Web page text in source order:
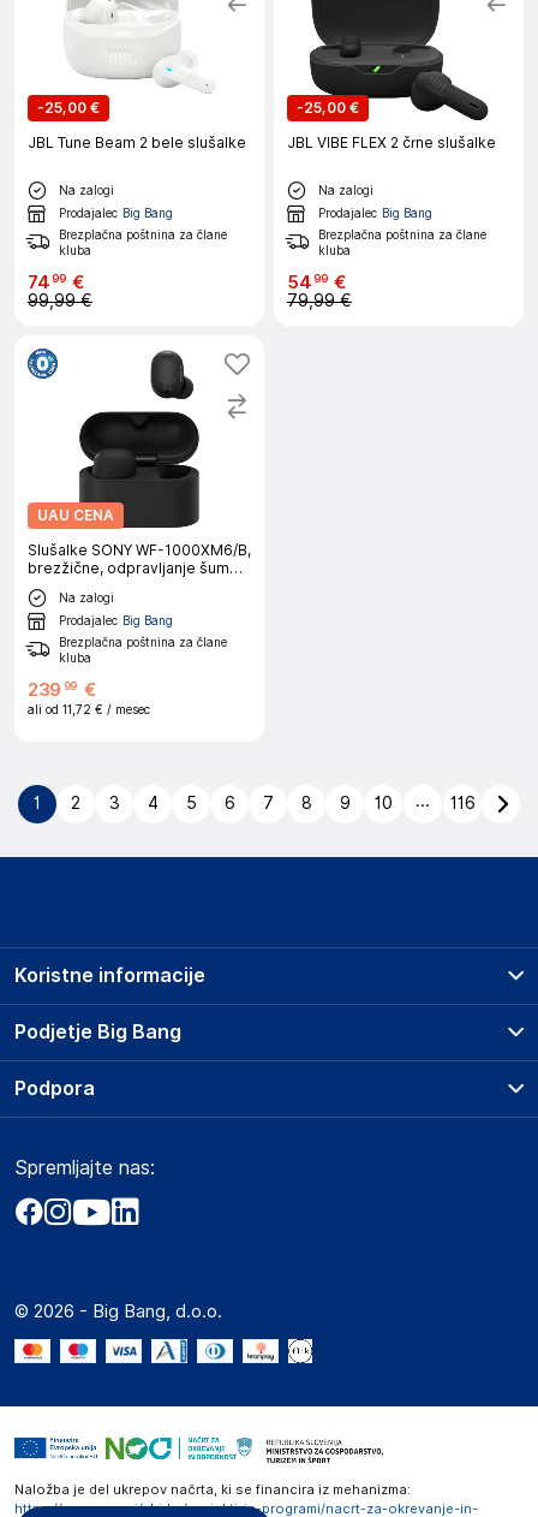
-25,00 €
JBL Tune Beam 2 bele slušalke
Na zalogi
Prodajalec Big Bang
Brezplačna poštnina za člane
kluba
7499 €
99,99 €
-25,00 €
JBL VIBE FLEX 2 črne slušalke
Na zalogi
Prodajalec Big Bang
Brezplačna poštnina za člane
kluba
5499 €
79,99 €
UAU CENA
Slušalke SONY WF-1000XM6/B,
brezžične, odpravljanje šumov,
črne
Na zalogi
Prodajalec Big Bang
Brezplačna poštnina za člane
kluba
239 99 €
ali od 11,72 € / mesec
1 2 3 4 5 6 7 8 9 10 ... 116
Podjetje Big Bang
O podjetju
Obvestila za javnost
Akt o digitalnih storitvah
Marketplace za partnerje
Novosti
Koristne informacije
Prodajna mesta
Storitve
Dostava, vnos in odvoz
Zavarovanje izdelkov
Podpora
Marketplace
Kako oddati naročilo?
Spremljajte nas:
© 2026 - Big Bang, d.o.o.
Naložba je del ukrepov načrta, ki se financira iz mehanizma:
https://www.gov.si/zbirke/projekti-in-programi/nacrt-za-okrevanje-in-